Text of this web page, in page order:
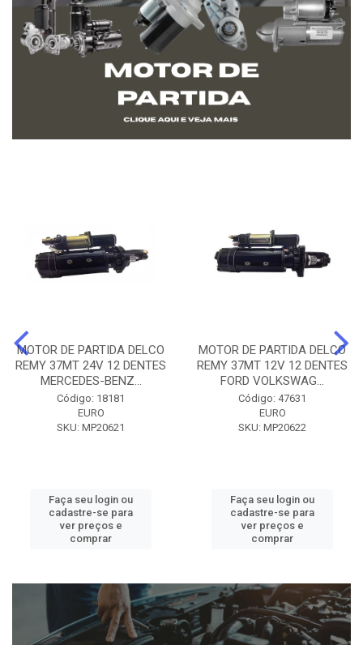
MOTOR DE PARTIDA DELCO
REMY 37MT 24V 12 DENTES
MERCEDES-BENZ...
Código: 18181
EURO
SKU: MP20621
Faça seu login ou
cadastre-se para
ver preços e
comprar
MOTOR DE PARTIDA DELCO
REMY 37MT 12V 12 DENTES
FORD VOLKSWAG...
Código: 47631
EURO
SKU: MP20622
Faça seu login ou
cadastre-se para
ver preços e
comprar